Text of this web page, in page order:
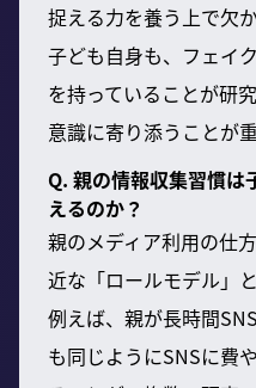
捉える力を養う上で欠か
子ども自身も、フェイ
を持っていることが研
意識に寄り添うことが重
Q. 親の情報収集習慣は
えるのか？
親のメディア利用の仕
近な「ロールモデル」と
例えば、親が長時間
も同じようにSNSに費